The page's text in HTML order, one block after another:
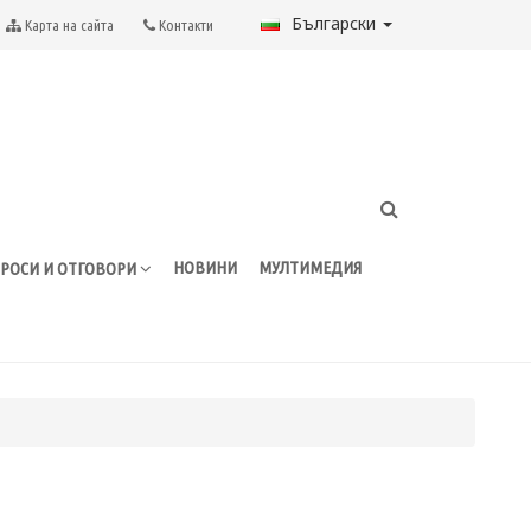
Карта на сайта Контакти Български
И ОТГОВОРИ НОВИНИ МУЛТИМЕДИЯ